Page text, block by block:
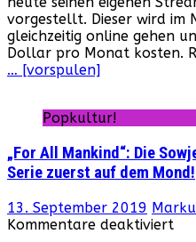
im
vorgestellt. Dieser wird im
gleichzeitig online gehen
Dollar pro Monat kosten.
… [vorspulen]
Popkultur!
„For All Mankind“: Die
Serie zuerst auf dem Mond!
13. September 2019
Kommentare deaktiviert